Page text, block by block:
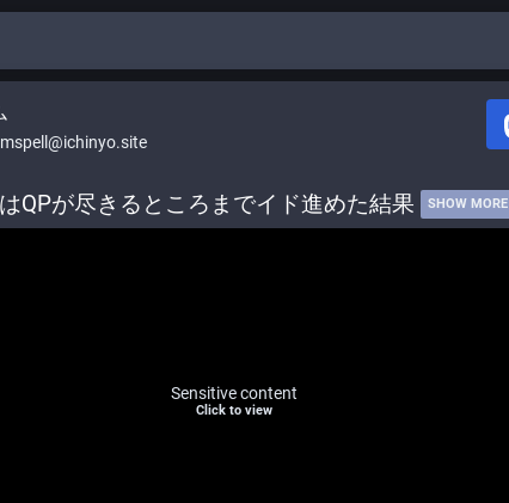
QPが尽きるところまでイド進めた結果 SHOW MORE
Sensitive content
Click to view